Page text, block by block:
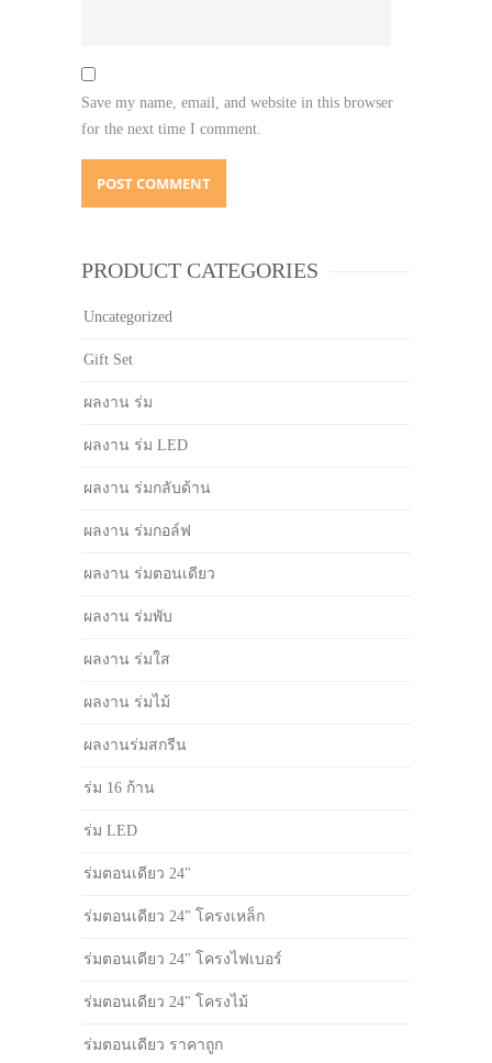
Save my name, email, and website in this browser
for the next time I comment.
PRODUCT CATEGORIES
Uncategorized
Gift Set
ผลงาน ร่ม
ผลงาน ร่ม LED
ผลงาน ร่มกลับด้าน
ผลงาน ร่มกอล์ฟ
ผลงาน ร่มตอนเดียว
ผลงาน ร่มพับ
ผลงาน ร่มใส
ผลงาน ร่มไม้
ผลงานร่มสกรีน
ร่ม 16 ก้าน
ร่ม LED
ร่มตอนเดียว 24"
ร่มตอนเดียว 24" โครงเหล็ก
ร่มตอนเดียว 24" โครงไฟเบอร์
ร่มตอนเดียว 24" โครงไม้
ร่มตอนเดียว ราคาถูก